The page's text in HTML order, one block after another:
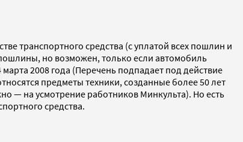
транспортного средства (с уплатой всех пошлин и
но возможен, только если автомобиль
2008 года (Перечень подпадает под действие
предметы техники, созданные более 50 лет
— на усмотрение работников Минкульта). Но есть
средства.